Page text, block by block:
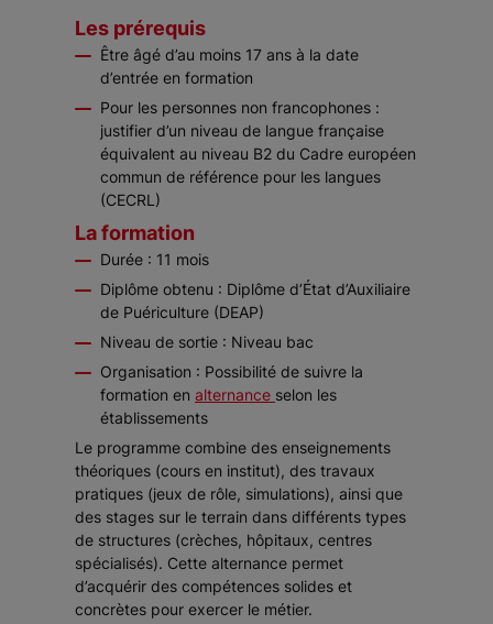
Les prérequis
Être âgé d’au moins 17 ans à la date
d’entrée en formation
Pour les personnes non francophones :
justifier d’un niveau de langue française
équivalent au niveau B2 du Cadre européen
commun de référence pour les langues
(CECRL)
La formation
Durée : 11 mois
Diplôme obtenu : Diplôme d’État d’Auxiliaire
de Puériculture (DEAP)
Niveau de sortie : Niveau bac
Organisation : Possibilité de suivre la
formation en alternance selon les
établissements
Le programme combine des enseignements
théoriques (cours en institut), des travaux
pratiques (jeux de rôle, simulations), ainsi que
des stages sur le terrain dans différents types
de structures (crèches, hôpitaux, centres
spécialisés). Cette alternance permet
d’acquérir des compétences solides et
concrètes pour exercer le métier.